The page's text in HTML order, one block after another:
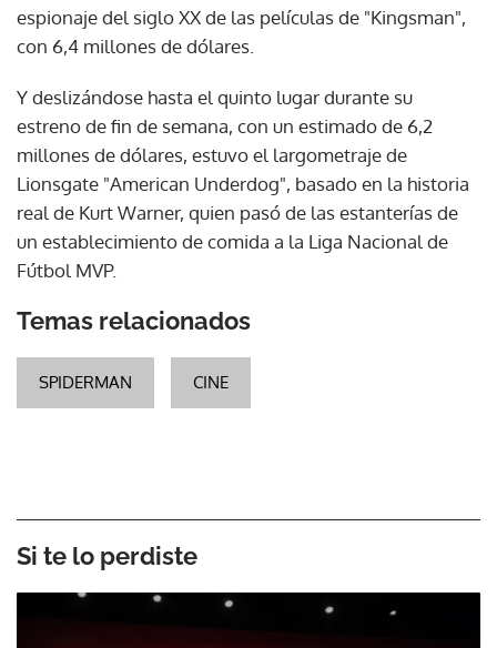
espionaje del siglo XX de las películas de "Kingsman",
con 6,4 millones de dólares.
Y deslizándose hasta el quinto lugar durante su
estreno de fin de semana, con un estimado de 6,2
millones de dólares, estuvo el largometraje de
Lionsgate "American Underdog", basado en la historia
real de Kurt Warner, quien pasó de las estanterías de
un establecimiento de comida a la Liga Nacional de
Fútbol MVP.
Temas relacionados
SPIDERMAN CINE
Si te lo perdiste